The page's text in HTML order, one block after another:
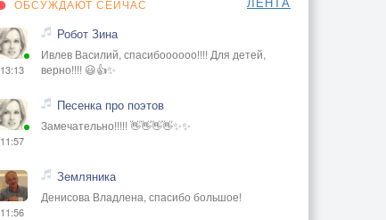
ОБСУЖДАЮТ СЕЙЧАС
13:13
Робот Зина
Ивлев Василий, спасибоооооо!!!! Для детей,
верно!!!! 😃👍✨
11:57
Песенка про поэтов
Замечательно!!!!! 👋👋👋👋✨✨
11:56
Земляника
Денисова Владлена, спасибо большое!